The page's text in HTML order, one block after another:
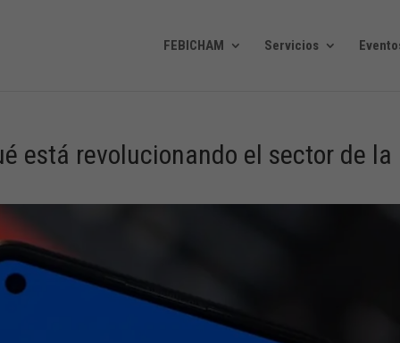
FEBICHAM Servicios
está revolucionando el sector de la